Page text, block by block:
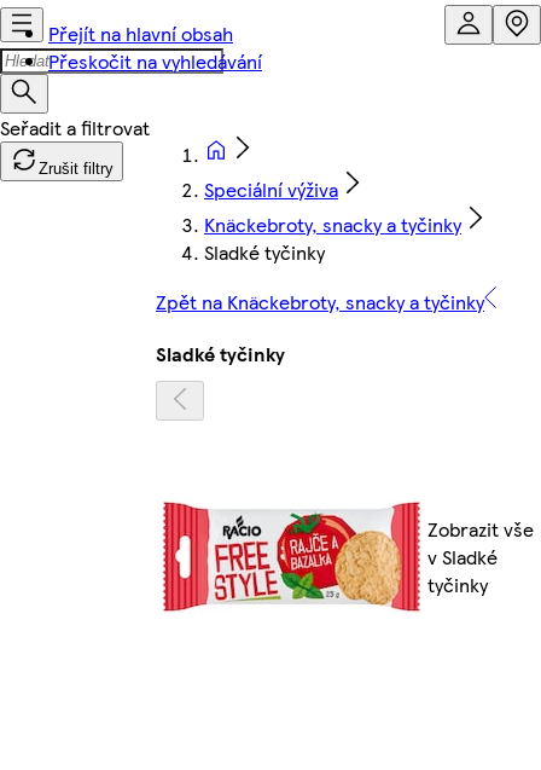
Přejít na hlavní obsah
Přeskočit na vyhledávání
Zrušit filtry
Speciální výživa
Knäckebroty, snacky a tyčinky
Sladké tyčinky
Zpět na Knäckebroty, snacky a tyčinky
Sladké tyčinky
Zobrazit vše
v Sladké
tyčinky